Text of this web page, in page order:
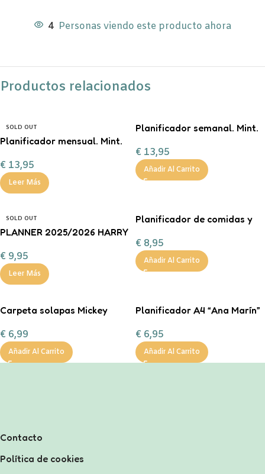
4 Personas viendo este producto ahora
Productos relacionados
SOLD OUT
Planificador mensual. Mint.
€ 13,95
Leer Más
Planificador semanal. Mint.
€ 13,95
Añadir Al Carrito
SOLD OUT
PLANNER 2025/2026 HARRY
€ 9,95
Leer Más
Planificador de comidas y
€ 8,95
Añadir Al Carrito
Carpeta solapas Mickey
€ 6,99
Añadir Al Carrito
Planificador A4 “Ana Marín”
€ 6,95
Añadir Al Carrito
Contacto
Política de cookies